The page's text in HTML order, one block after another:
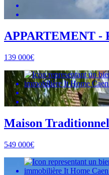
APPARTEMENT -
139 000€
Maison
549 000€